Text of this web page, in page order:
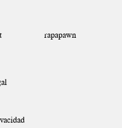
rapapawn